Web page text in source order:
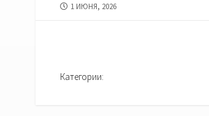
ДАТА
1 ИЮНЯ, 2026
Категории: